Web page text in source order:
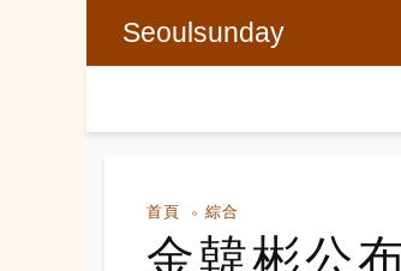
Seoulsunday
首頁 綜合
金韓彬公